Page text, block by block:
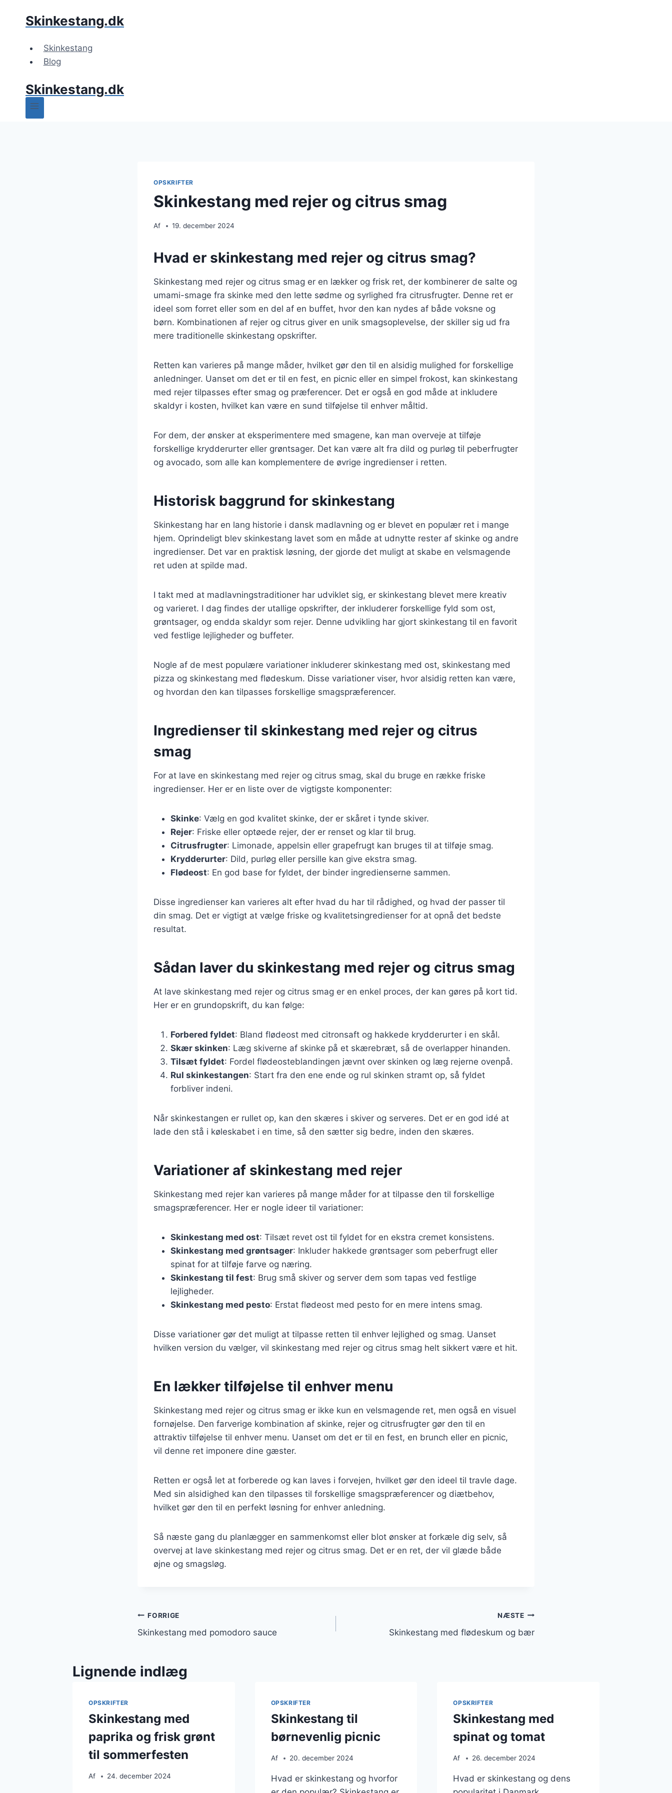
Skinkestang.dk
Skinkestang
Blog
Skinkestang.dk
OPSKRIFTER
Skinkestang med rejer og citrus smag
Af 19. december 2024
Hvad er skinkestang med rejer og citrus smag?
Skinkestang med rejer og citrus smag er en lækker og frisk ret, der kombinerer de salte og
umami-smage fra skinke med den lette sødme og syrlighed fra citrusfrugter. Denne ret er
ideel som forret eller som en del af en buffet, hvor den kan nydes af både voksne og
børn. Kombinationen af rejer og citrus giver en unik smagsoplevelse, der skiller sig ud fra
mere traditionelle skinkestang opskrifter.
Retten kan varieres på mange måder, hvilket gør den til en alsidig mulighed for forskellige
anledninger. Uanset om det er til en fest, en picnic eller en simpel frokost, kan skinkestang
med rejer tilpasses efter smag og præferencer. Det er også en god måde at inkludere
skaldyr i kosten, hvilket kan være en sund tilføjelse til enhver måltid.
For dem, der ønsker at eksperimentere med smagene, kan man overveje at tilføje
forskellige krydderurter eller grøntsager. Det kan være alt fra dild og purløg til peberfrugter
og avocado, som alle kan komplementere de øvrige ingredienser i retten.
Historisk baggrund for skinkestang
Skinkestang har en lang historie i dansk madlavning og er blevet en populær ret i mange
hjem. Oprindeligt blev skinkestang lavet som en måde at udnytte rester af skinke og andre
ingredienser. Det var en praktisk løsning, der gjorde det muligt at skabe en velsmagende
ret uden at spilde mad.
I takt med at madlavningstraditioner har udviklet sig, er skinkestang blevet mere kreativ
og varieret. I dag findes der utallige opskrifter, der inkluderer forskellige fyld som ost,
grøntsager, og endda skaldyr som rejer. Denne udvikling har gjort skinkestang til en favorit
ved festlige lejligheder og buffeter.
Nogle af de mest populære variationer inkluderer skinkestang med ost, skinkestang med
pizza og skinkestang med flødeskum. Disse variationer viser, hvor alsidig retten kan være,
og hvordan den kan tilpasses forskellige smagspræferencer.
Ingredienser til skinkestang med rejer og citrus
smag
For at lave en skinkestang med rejer og citrus smag, skal du bruge en række friske
ingredienser. Her er en liste over de vigtigste komponenter:
Skinke: Vælg en god kvalitet skinke, der er skåret i tynde skiver.
Rejer: Friske eller optøede rejer, der er renset og klar til brug.
Citrusfrugter: Limonade, appelsin eller grapefrugt kan bruges til at tilføje smag.
Krydderurter: Dild, purløg eller persille kan give ekstra smag.
Flødeost: En god base for fyldet, der binder ingredienserne sammen.
Disse ingredienser kan varieres alt efter hvad du har til rådighed, og hvad der passer til
din smag. Det er vigtigt at vælge friske og kvalitetsingredienser for at opnå det bedste
resultat.
Sådan laver du skinkestang med rejer og citrus smag
At lave skinkestang med rejer og citrus smag er en enkel proces, der kan gøres på kort tid.
Her er en grundopskrift, du kan følge:
Forbered fyldet: Bland flødeost med citronsaft og hakkede krydderurter i en skål.
Skær skinken: Læg skiverne af skinke på et skærebræt, så de overlapper hinanden.
Tilsæt fyldet: Fordel flødeosteblandingen jævnt over skinken og læg rejerne ovenpå.
Rul skinkestangen: Start fra den ene ende og rul skinken stramt op, så fyldet
forbliver indeni.
Når skinkestangen er rullet op, kan den skæres i skiver og serveres. Det er en god idé at
lade den stå i køleskabet i en time, så den sætter sig bedre, inden den skæres.
Variationer af skinkestang med rejer
Skinkestang med rejer kan varieres på mange måder for at tilpasse den til forskellige
smagspræferencer. Her er nogle ideer til variationer:
Skinkestang med ost: Tilsæt revet ost til fyldet for en ekstra cremet konsistens.
Skinkestang med grøntsager: Inkluder hakkede grøntsager som peberfrugt eller
spinat for at tilføje farve og næring.
Skinkestang til fest: Brug små skiver og server dem som tapas ved festlige
lejligheder.
Skinkestang med pesto: Erstat flødeost med pesto for en mere intens smag.
Disse variationer gør det muligt at tilpasse retten til enhver lejlighed og smag. Uanset
hvilken version du vælger, vil skinkestang med rejer og citrus smag helt sikkert være et hit.
En lækker tilføjelse til enhver menu
Skinkestang med rejer og citrus smag er ikke kun en velsmagende ret, men også en visuel
fornøjelse. Den farverige kombination af skinke, rejer og citrusfrugter gør den til en
attraktiv tilføjelse til enhver menu. Uanset om det er til en fest, en brunch eller en picnic,
vil denne ret imponere dine gæster.
Retten er også let at forberede og kan laves i forvejen, hvilket gør den ideel til travle dage.
Med sin alsidighed kan den tilpasses til forskellige smagspræferencer og diætbehov,
hvilket gør den til en perfekt løsning for enhver anledning.
Så næste gang du planlægger en sammenkomst eller blot ønsker at forkæle dig selv, så
overvej at lave skinkestang med rejer og citrus smag. Det er en ret, der vil glæde både
øjne og smagsløg.
Indlægsnavigation
FORRIGE
Skinkestang med pomodoro sauce
NÆSTE
Skinkestang med flødeskum og bær
Lignende indlæg
OPSKRIFTER
Skinkestang med
paprika og frisk grønt
til sommerfesten
Af 24. december 2024
OPSKRIFTER
Skinkestang til
børnevenlig picnic
Af 20. december 2024
Hvad er skinkestang og hvorfor
OPSKRIFTER
Skinkestang med
spinat og tomat
Af 26. december 2024
Hvad er skinkestang og dens